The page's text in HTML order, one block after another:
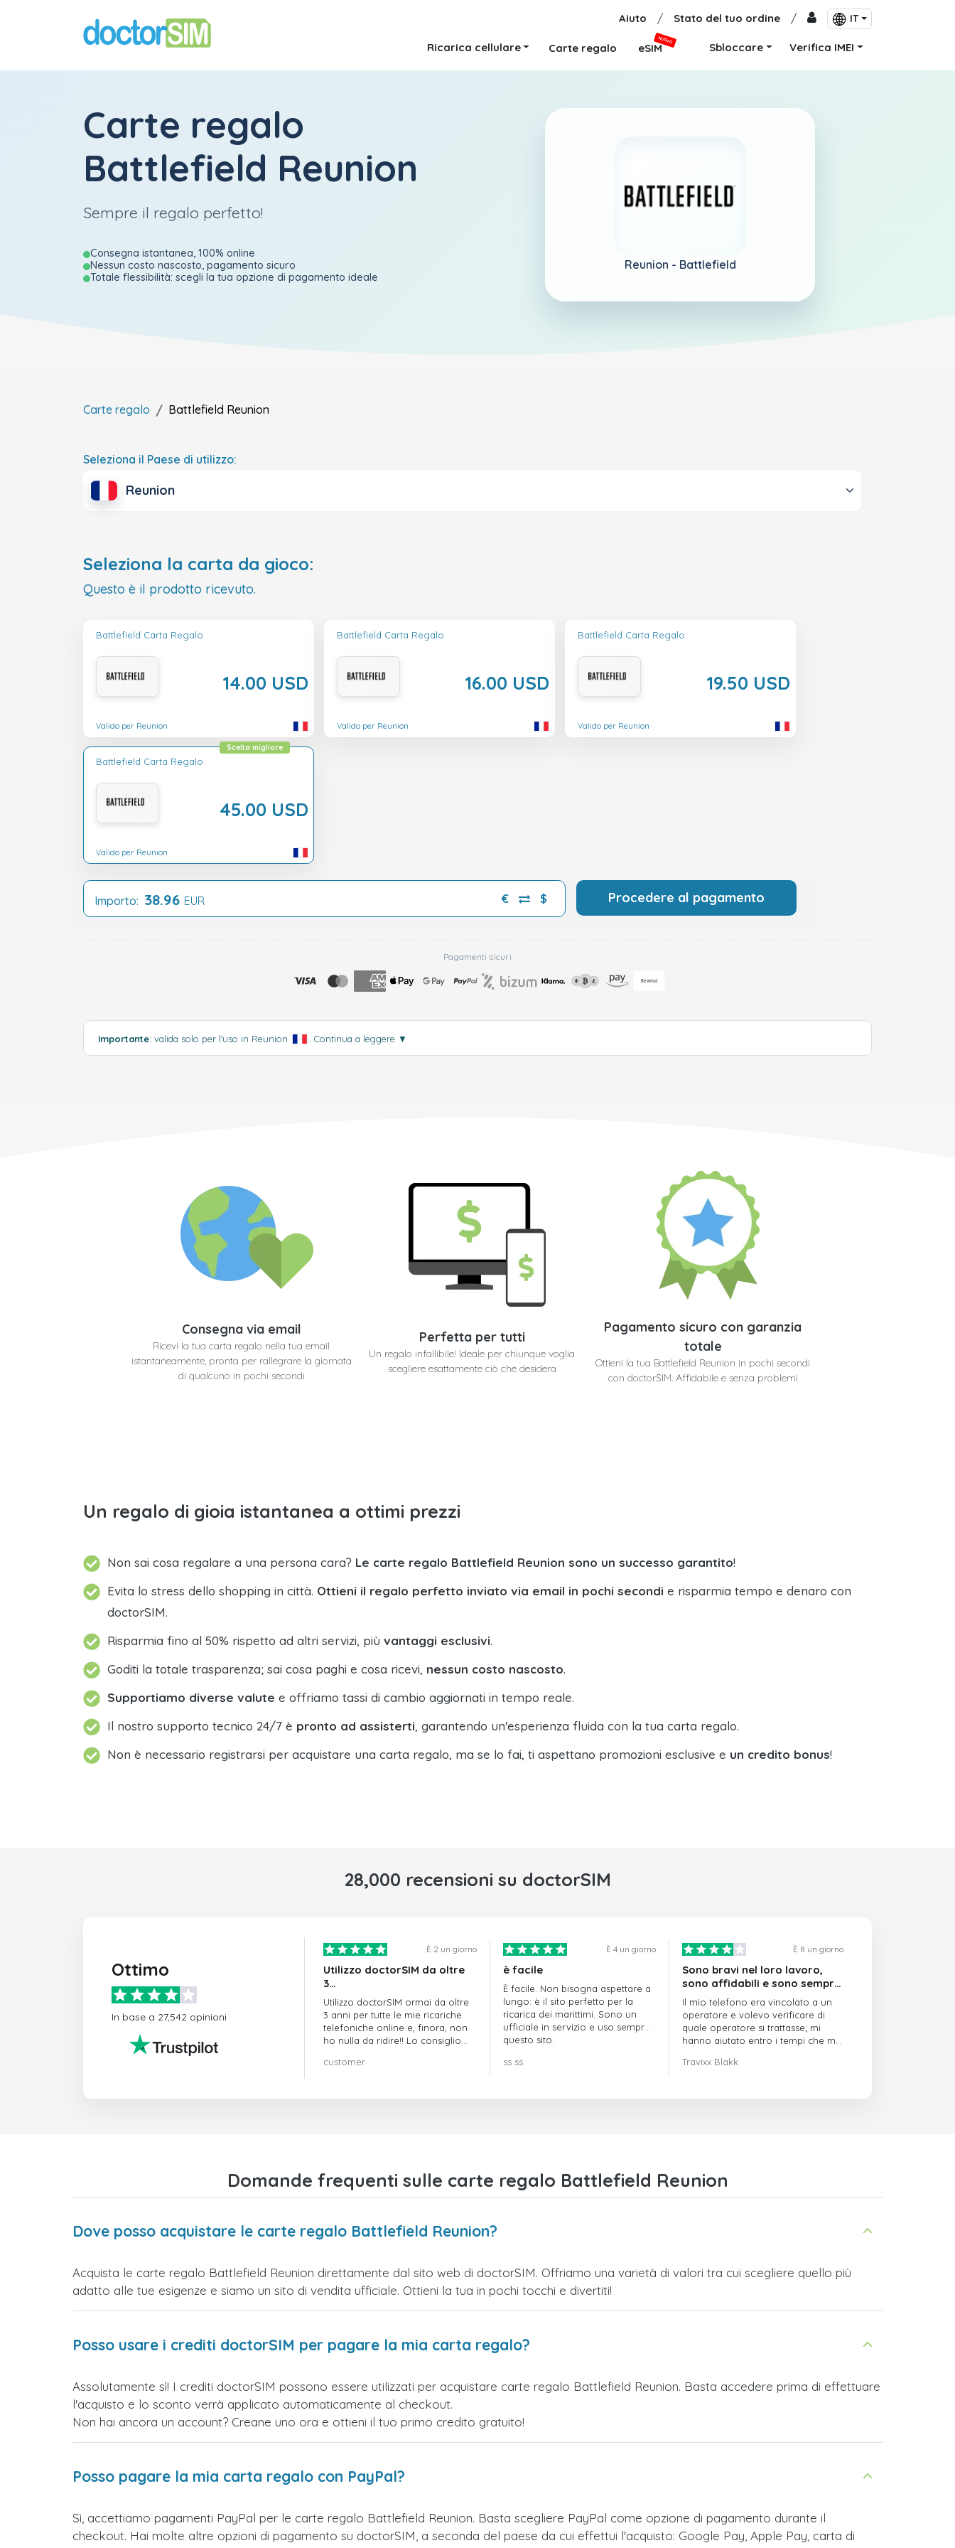
Aiuto / Stato del tuo ordine / IT
Ricarica cellulare Carte regalo eSIM
NUOVO
Sbloccare Verifica IMEI
Carte regalo
Battlefield Reunion
Sempre il regalo perfetto!
Consegna istantanea, 100% online
Nessun costo nascosto, pagamento sicuro
Totale flessibilità: scegli la tua opzione di pagamento ideale
Reunion - Battlefield
Carte regalo Battlefield Reunion
Seleziona il Paese di utilizzo:
Reunion
Seleziona la carta da gioco:
Questo è il prodotto ricevuto.
Battlefield Carta Regalo
14.00 USD
Valido per Reunion
Battlefield Carta Regalo
16.00 USD
Valido per Reunion
Battlefield Carta Regalo
19.50 USD
Valido per Reunion
Battlefield Carta Regalo
45.00 USD
Scelta migliore
Valido per Reunion
Importo: 38.96 EUR € $ Procedere al pagamento
Pagamenti sicuri
Importante: valida solo per l'uso in Reunion . Continua a leggere ▼
Consegna via email
Ricevi la tua carta regalo nella tua email
istantaneamente, pronta per rallegrare la giornata
di qualcuno in pochi secondi
Perfetta per tutti
Un regalo infallibile! Ideale per chiunque voglia
scegliere esattamente ciò che desidera
Pagamento sicuro con garanzia
totale
Ottieni la tua Battlefield Reunion in pochi secondi
con doctorSIM. Affidabile e senza problemi
Un regalo di gioia istantanea a ottimi prezzi
Non sai cosa regalare a una persona cara? Le carte regalo Battlefield Reunion sono un successo garantito!
Evita lo stress dello shopping in città. Ottieni il regalo perfetto inviato via email in pochi secondi e risparmia tempo e denaro con
doctorSIM.
Risparmia fino al 50% rispetto ad altri servizi, più vantaggi esclusivi.
Goditi la totale trasparenza; sai cosa paghi e cosa ricevi, nessun costo nascosto.
Supportiamo diverse valute e offriamo tassi di cambio aggiornati in tempo reale.
Il nostro supporto tecnico 24/7 è pronto ad assisterti, garantendo un'esperienza fluida con la tua carta regalo.
Non è necessario registrarsi per acquistare una carta regalo, ma se lo fai, ti aspettano promozioni esclusive e un credito bonus!
28,000 recensioni su doctorSIM
Ottimo
In base a 27,542 opinioni
È 2 un giorno
Utilizzo doctorSIM da oltre
3…
Utilizzo doctorSIM ormai da oltre
3 anni per tutte le mie ricariche
telefoniche online e, finora, non
ho nulla da ridire!! Lo consiglio
customer
È 4 un giorno
è facile
È facile. Non bisogna aspettare a
lungo: è il sito perfetto per la
ricarica dei marittimi. Sono un
ufficiale in servizio e uso sempre
questo sito.
ss ss
È 8 un giorno
Sono bravi nel loro lavoro,
sono affidabili e sono sempre
puntuali
Il mio telefono era vincolato a un
operatore e volevo verificare di
quale operatore si trattasse; mi
hanno aiutato entro i tempi che mi
Travixx Blakk
Domande frequenti sulle carte regalo Battlefield Reunion
Dove posso acquistare le carte regalo Battlefield Reunion?
Acquista le carte regalo Battlefield Reunion direttamente dal sito web di doctorSIM. Offriamo una varietà di valori tra cui scegliere quello più
adatto alle tue esigenze e siamo un sito di vendita ufficiale. Ottieni la tua in pochi tocchi e divertiti!
Posso usare i crediti doctorSIM per pagare la mia carta regalo?
Assolutamente sì! I crediti doctorSIM possono essere utilizzati per acquistare carte regalo Battlefield Reunion. Basta accedere prima di effettuare
l'acquisto e lo sconto verrà applicato automaticamente al checkout.
Non hai ancora un account? Creane uno ora e ottieni il tuo primo credito gratuito!
Posso pagare la mia carta regalo con PayPal?
Sì, accettiamo pagamenti PayPal per le carte regalo Battlefield Reunion. Basta scegliere PayPal come opzione di pagamento durante il
checkout. Hai molte altre opzioni di pagamento su doctorSIM, a seconda del paese da cui effettui l'acquisto: Google Pay, Apple Pay, carta di